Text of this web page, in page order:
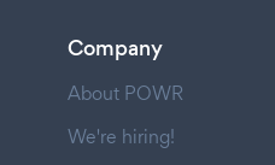
Company
About POWR
We're hiring!